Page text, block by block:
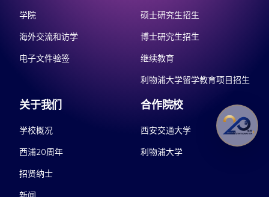
学院
海外交流和访学
电子文件验签
硕士研究生招生
博士研究生招生
继续教育
利物浦大学留学教育项目招生
关于我们
学校概况
西浦20周年
招贤纳士
合作院校
西安交通大学
利物浦大学